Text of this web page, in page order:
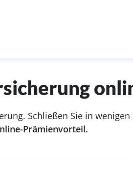
Schließen Sie in
Prämienvorteil.